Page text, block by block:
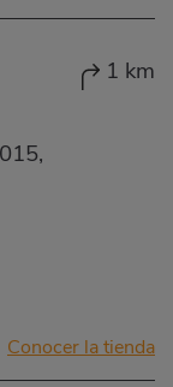
1 km
Conocer la tienda